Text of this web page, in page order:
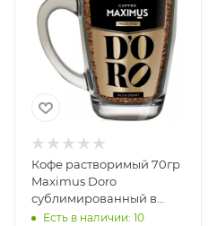
Кофе растворимый 70гр
Maximus Doro
сублимированный в
стеклянной кружке
Есть в наличии: 10